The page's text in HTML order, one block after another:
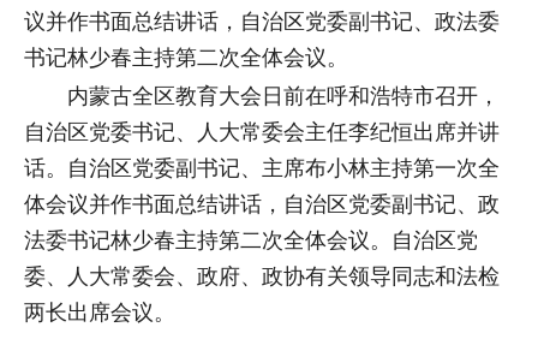
议并作书面总结讲话，自治区党委副书记、政法委
书记林少春主持第二次全体会议。
内蒙古全区教育大会日前在呼和浩特市召开，
自治区党委书记、人大常委会主任李纪恒出席并讲
话。自治区党委副书记、主席布小林主持第一次全
体会议并作书面总结讲话，自治区党委副书记、政
法委书记林少春主持第二次全体会议。自治区党
委、人大常委会、政府、政协有关领导同志和法检
两长出席会议。